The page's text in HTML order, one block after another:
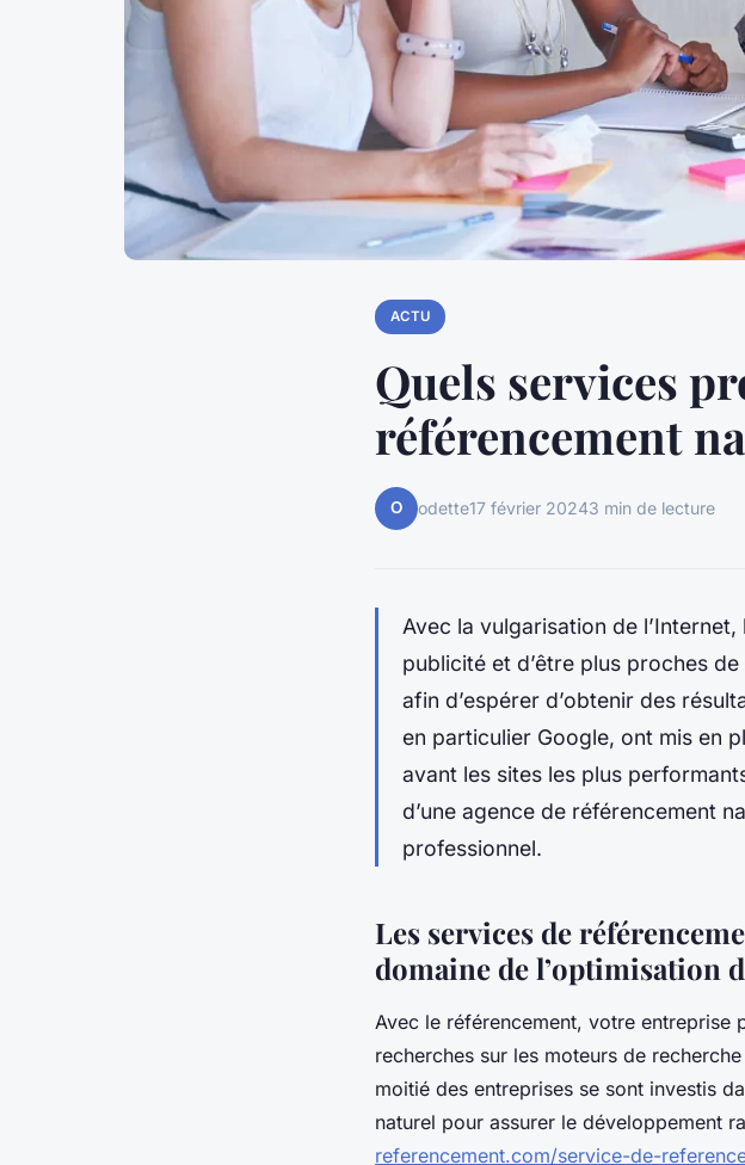
ACTU
Quels services
référencement
O odette17 février 20243 min de lecture
Avec la vulgarisation de
publicité et d’être plus proches
afin d’espérer d’obtenir des
en particulier Google, ont mis en
avant les sites les plus
d’une agence de référencement
professionnel.
Les services de
domaine de l’optimisation
Avec le référencement, votre entreprise
recherches sur les moteurs de
moitié des entreprises se sont investis
naturel pour assurer le développement
referencement.com/service-de-